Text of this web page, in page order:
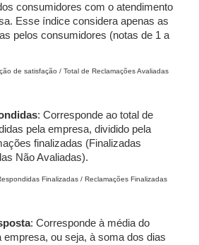
consumidores com o atendimento
Esse índice considera apenas as
pelos consumidores (notas de 1 a
de satisfação / Total de Reclamações Avaliadas
: Corresponde ao total de
pela empresa, dividido pela
finalizadas (Finalizadas
Não Avaliadas).
Finalizadas / Reclamações Finalizadas
: Corresponde à média do
empresa, ou seja, à soma dos dias